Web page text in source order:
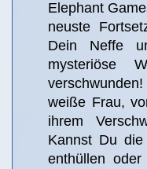
Elephant
neuste
Dein Neffe
mysteriöse
weiße Frau,
ihrem
Kannst Du
enthüllen